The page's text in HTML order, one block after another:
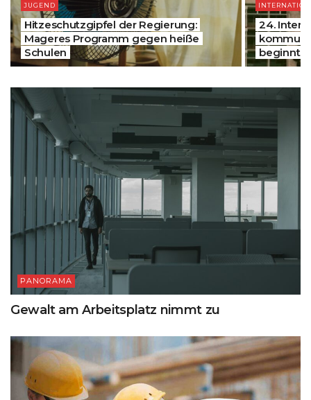
JUGEND
Hitzeschutzgipfel der Regierung:
Mageres Programm gegen heiße
Schulen
24.
beginnt
PANORAMA
Gewalt am Arbeitsplatz nimmt zu